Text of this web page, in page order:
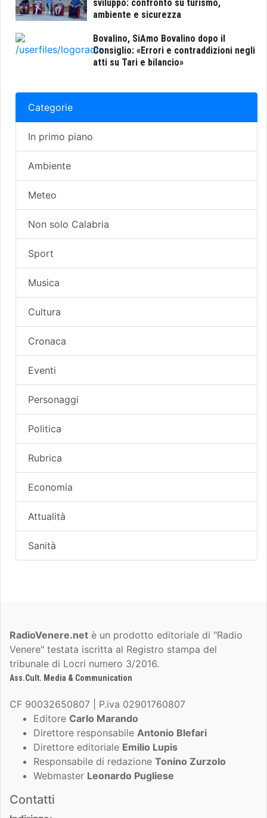
sviluppo: confronto su turismo,
ambiente e sicurezza
Bovalino, SiAmo Bovalino dopo il
Consiglio: «Errori e contraddizioni negli
atti su Tari e bilancio»
Categorie
In primo piano
Ambiente
Meteo
Non solo Calabria
Sport
Musica
Cultura
Cronaca
Eventi
Personaggi
Politica
Rubrica
Economia
Attualità
Sanità
RadioVenere.net è un prodotto editoriale di "Radio
Venere" testata iscritta al Registro stampa del
tribunale di Locri numero 3/2016.
Ass.Cult. Media & Communication
CF 90032650807 | P.iva 02901760807
Editore Carlo Marando
Direttore responsabile Antonio Blefari
Direttore editoriale Emilio Lupis
Responsabile di redazione Tonino Zurzolo
Webmaster Leonardo Pugliese
Contatti